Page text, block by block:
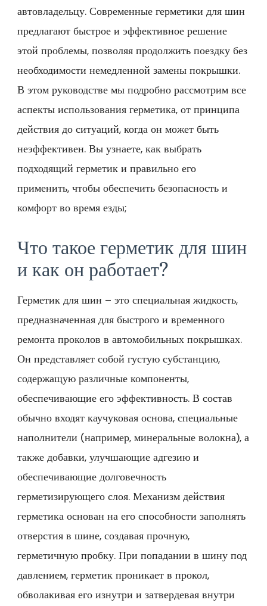
автовладельцу. Современные герметики для шин
предлагают быстрое и эффективное решение
этой проблемы, позволяя продолжить поездку без
необходимости немедленной замены покрышки.
В этом руководстве мы подробно рассмотрим все
аспекты использования герметика, от принципа
действия до ситуаций, когда он может быть
неэффективен. Вы узнаете, как выбрать
подходящий герметик и правильно его
применить, чтобы обеспечить безопасность и
комфорт во время езды;
Что такое герметик для шин
и как он работает?
Герметик для шин – это специальная жидкость,
предназначенная для быстрого и временного
ремонта проколов в автомобильных покрышках.
Он представляет собой густую субстанцию,
содержащую различные компоненты,
обеспечивающие его эффективность. В состав
обычно входят каучуковая основа, специальные
наполнители (например, минеральные волокна), а
также добавки, улучшающие адгезию и
обеспечивающие долговечность
герметизирующего слоя. Механизм действия
герметика основан на его способности заполнять
отверстия в шине, создавая прочную,
герметичную пробку. При попадании в шину под
давлением, герметик проникает в прокол,
обволакивая его изнутри и затвердевая внутри